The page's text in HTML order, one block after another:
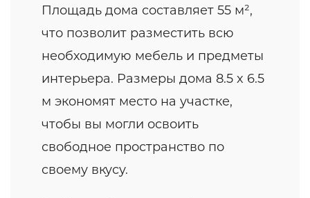
Площадь дома составляет 55 м²,
что позволит разместить всю
необходимую мебель и предметы
интерьера. Размеры дома 8.5 x 6.5
м экономят место на участке,
чтобы вы могли освоить
свободное пространство по
своему вкусу.